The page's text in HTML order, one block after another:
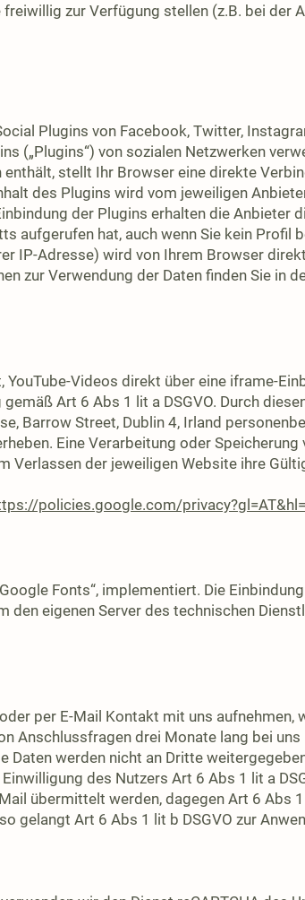
zur Verfügung stellen (z.B. bei der
Plugins von Facebook, Twitter,
(„Plugins“) von sozialen Netzwerken
stellt Ihr Browser eine direkte
des Plugins wird vom jeweiligen
der Plugins erhalten die Anbieter
aufgerufen hat, auch wenn Sie kein Profil
IP-Adresse) wird von Ihrem Browser
zur Verwendung der Daten finden Sie in
Videos direkt über eine iframe-
Art 6 Abs 1 lit a DSGVO. Durch
Barrow Street, Dublin 4, Irland
Eine Verarbeitung oder
Verlassen der jeweiligen Website ihre
policies.google.com/
Fonts“, implementiert. Die
den eigenen Server des technischen
per E-Mail Kontakt mit uns aufnehmen,
Anschlussfragen drei Monate lang bei
Daten werden nicht an Dritte
des Nutzers Art 6 Abs 1 lit a
übermittelt werden, dagegen Art 6 Abs
gelangt Art 6 Abs 1 lit b DSGVO zur